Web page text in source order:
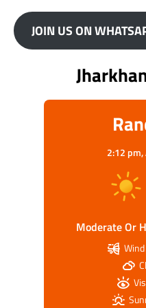
JOIN US ON
2:12 pm,
Moderate Or